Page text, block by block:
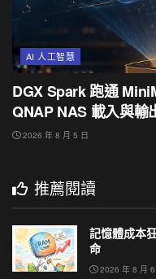
AI 人工智慧
DGX Spark 跑通
QNAP NAS 載入與輸
2026 年 8 月 5 日
推薦閱讀
記憶體成本
命
2026 年 8 月 6